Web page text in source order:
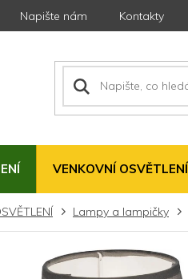
Napište nám Kontakty
VENKOVNÍ OSVĚTLENÍ
Lampy a lampičky